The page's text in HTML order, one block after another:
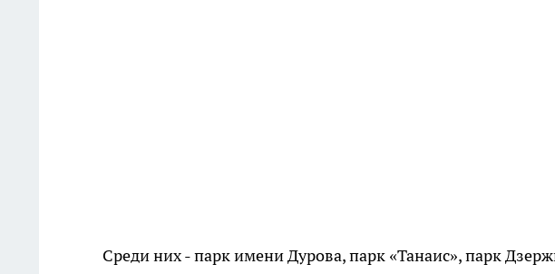
Среди них - парк имени Дурова, парк «Танаис», парк